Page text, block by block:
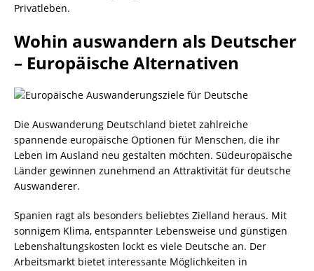
Privatleben.
Wohin auswandern als Deutscher
– Europäische Alternativen
Die Auswanderung Deutschland bietet zahlreiche
spannende europäische Optionen für Menschen, die ihr
Leben im Ausland neu gestalten möchten. Südeuropäische
Länder gewinnen zunehmend an Attraktivität für deutsche
Auswanderer.
Spanien ragt als besonders beliebtes Zielland heraus. Mit
sonnigem Klima, entspannter Lebensweise und günstigen
Lebenshaltungskosten lockt es viele Deutsche an. Der
Arbeitsmarkt bietet interessante Möglichkeiten in